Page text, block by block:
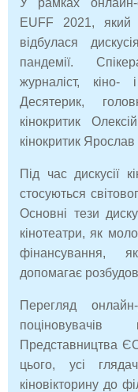
EUFF 2021,
відбулася
пандемії.
журналіст, кіно-
Десятерик,
кінокритик
кінокритик
Під час дискусії
стосуються
Основні тези
кінотеатри, як
фінансування,
допомагає
Перегляд
Представництва
цього, усі
кіновікторину до